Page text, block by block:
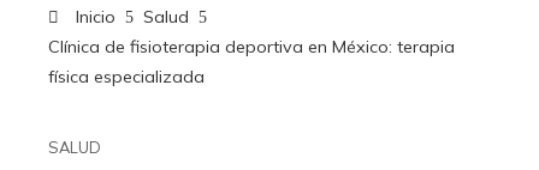
Inicio
Salud
Clínica de fisioterapia deportiva en México: terapia
física especializada
SALUD